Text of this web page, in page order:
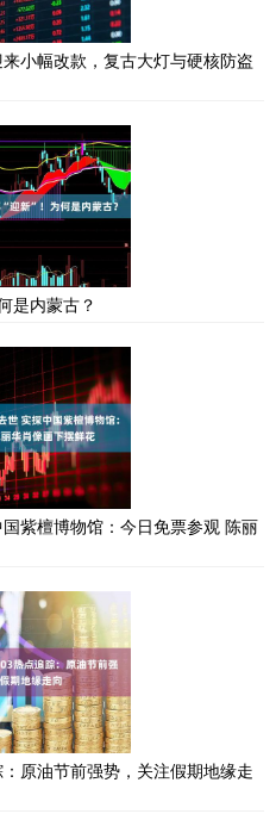
小幅改款，复古大灯与硬核防盗
是内蒙古？
紫檀博物馆：今日免票参观 陈丽
原油节前强势，关注假期地缘走